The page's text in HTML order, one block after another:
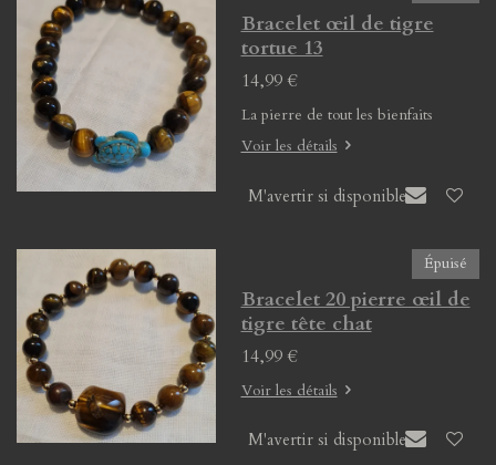
Bracelet œil de tigre
tortue 13
14,99 €
La pierre de tout les bienfaits
Voir les détails
M'avertir si disponible
Épuisé
Bracelet 20 pierre œil de
tigre tête chat
14,99 €
Voir les détails
M'avertir si disponible